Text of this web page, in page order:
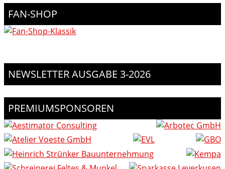
FAN-SHOP
NEWSLETTER AUSGABE 3-2026
PREMIUMSPONSOREN